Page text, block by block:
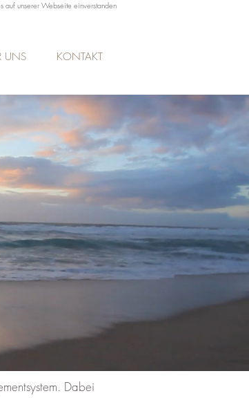
UNS KONTAKT
auf unserer Webseite einverstanden
Dabei